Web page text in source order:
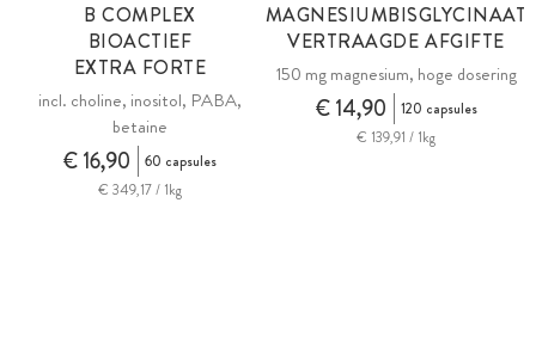
B COMPLEX
BIOACTIEF
EXTRA FORTE
incl. choline, inositol, PABA,
betaine
€ 16,90
60 capsules
€ 349,17 / 1kg
MAGNESIUMBISGLYCINAAT
VERTRAAGDE AFGIFTE
150 mg magnesium, hoge dosering
€ 14,90
120 capsules
€ 139,91 / 1kg